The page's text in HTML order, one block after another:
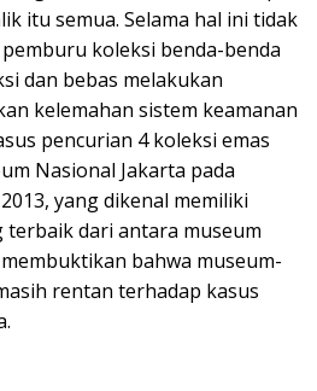
itu semua. Selama hal ini tidak
koleksi benda-benda
dan bebas melakukan
kelemahan sistem keamanan
pencurian 4 koleksi emas
Nasional Jakarta pada
yang dikenal memiliki
terbaik dari antara museum
bahwa museum-
rentan terhadap kasus